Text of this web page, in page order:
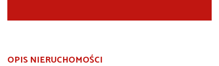
OPIS NIERUCHOMOŚCI